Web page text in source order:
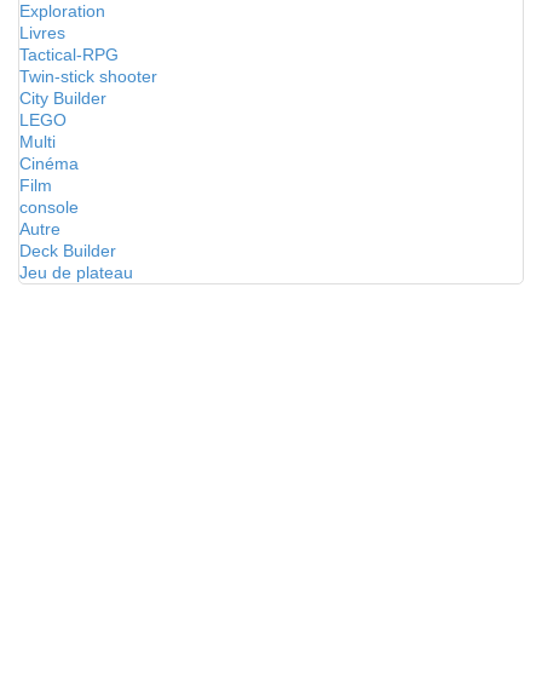
Exploration
Livres
Tactical-RPG
Twin-stick shooter
City Builder
LEGO
Multi
Cinéma
Film
console
Autre
Deck Builder
Jeu de plateau